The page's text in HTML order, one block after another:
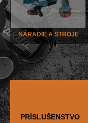
NÁRADIE A STROJE
PRÍSLUŠENSTVO